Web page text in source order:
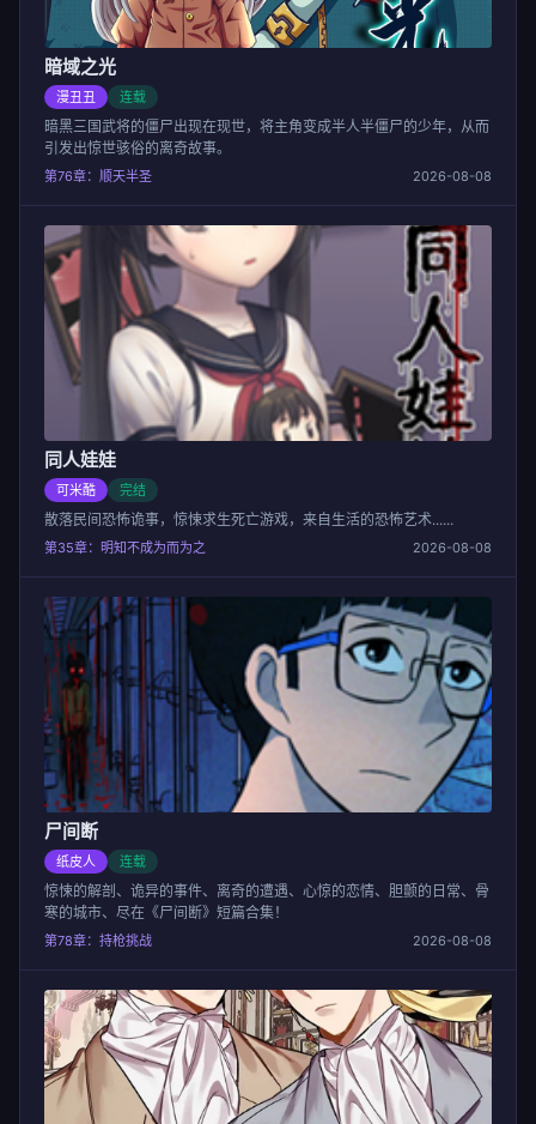
暗域之光
漫丑丑 连载
暗黑三国武将的僵尸出现在现世，将主角变成半人半僵尸的少年，从而
引发出惊世骇俗的离奇故事。
第76章：顺天半圣 2026-08-08
同人娃娃
可米酷 完结
散落民间恐怖诡事，惊悚求生死亡游戏，来自生活的恐怖艺术......
第35章：明知不成为而为之 2026-08-08
尸间断
纸皮人 连载
惊悚的解剖、诡异的事件、离奇的遭遇、心惊的恋情、胆颤的日常、骨
寒的城市、尽在《尸间断》短篇合集！
第78章：持枪挑战 2026-08-08